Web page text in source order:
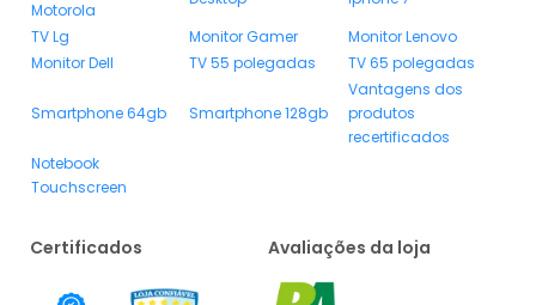
Motorola
TV Lg
Monitor Gamer
Monitor Lenovo
Monitor Dell
TV 55 polegadas TV 65 polegadas
Smartphone 64gb Smartphone 128gb
Vantagens dos
produtos
recertificados
Notebook
Touchscreen
Certificados Avaliações da loja